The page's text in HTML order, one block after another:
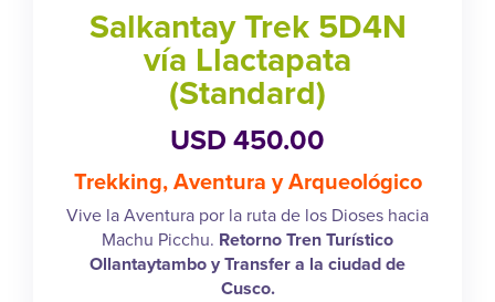
Salkantay Trek 5D4N
vía Llactapata
(Standard)
USD 450.00
Trekking, Aventura y Arqueológico
Vive la Aventura por la ruta de los Dioses hacia
Machu Picchu. Retorno Tren Turístico
Ollantaytambo y Transfer a la ciudad de
Cusco.